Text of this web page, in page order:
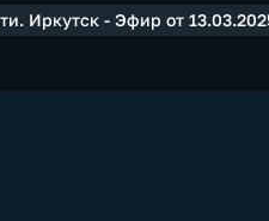
Иркутск - Эфир от